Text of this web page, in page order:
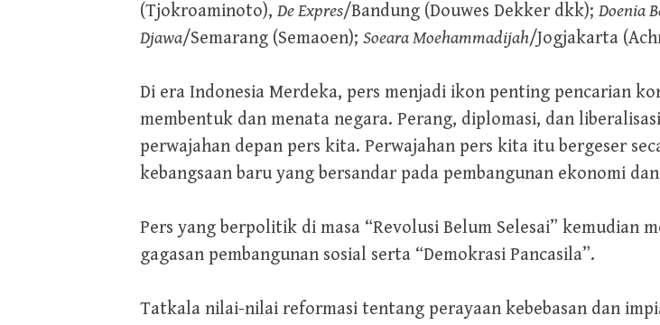
(Tjokroaminoto), De Expres/Bandung (Douwes Dekker dkk); Doenia
Djawa/Semarang (Semaoen); Soeara Moehammadijah/Jogjakarta
Di era Indonesia Merdeka, pers menjadi ikon penting pencarian
membentuk dan menata negara. Perang, diplomasi, dan
perwajahan depan pers kita. Perwajahan pers kita itu bergeser
kebangsaan baru yang bersandar pada pembangunan ekonomi
Pers yang berpolitik di masa “Revolusi Belum Selesai” kemudian
gagasan pembangunan sosial serta “Demokrasi Pancasila”.
Tatkala nilai-nilai reformasi tentang perayaan kebebasan dan